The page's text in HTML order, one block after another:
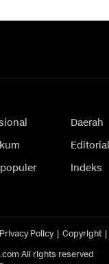
Daerah
Editorial
Indeks
Privacy Policy Copyright
All rights reserved